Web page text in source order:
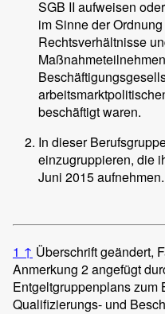
SGB II aufweisen
im Sinne der
Rechtsverhältnisse
beschäftigt waren.
In dieser
einzugruppieren, die
Juni 2015 aufnehmen.
1 ↑ Überschrift geändert,
Anmerkung 2 angefügt
Entgeltgruppenplans zum
Qualifizierungs- und